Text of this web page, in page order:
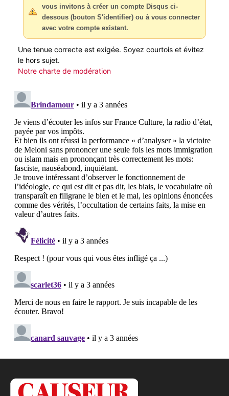
vous invitons à créer un compte Disqus ci-
dessous (bouton S'identifier) ou à vous connecter
avec votre compte existant.
Une tenue correcte est exigée. Soyez courtois et évitez
le hors sujet.
Notre charte de modération